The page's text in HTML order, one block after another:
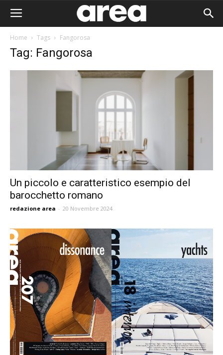
Home Tags Fangorosa
Tag: Fangorosa
Un piccolo e caratteristico esempio del
barocchetto romano
redazione area - 20 Novembre 2024